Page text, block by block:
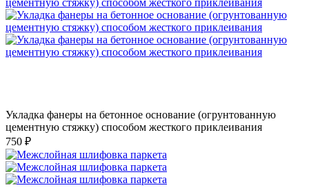
Укладка фанеры на бетонное основание (огрунтованную
цементную стяжку) способом жесткого приклеивания
750 ₽